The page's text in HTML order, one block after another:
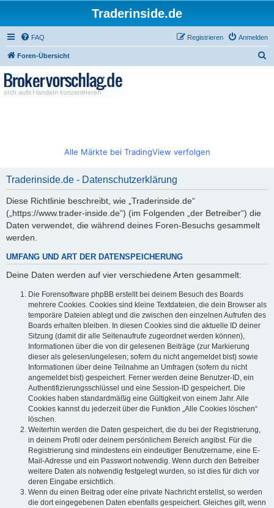
Traderinside.de
FAQ Anmelden
Registrieren
Foren-Übersicht
Alle Märkte bei TradingView verfolgen
Traderinside.de - Datenschutzerklärung
Diese Richtlinie beschreibt, wie „Traderinside.de“
(„https://www.trader-inside.de“) (im Folgenden „der Betreiber“) die
Daten verwendet, die während deines Foren-Besuchs gesammelt
werden.
UMFANG UND ART DER DATENSPEICHERUNG
Deine Daten werden auf vier verschiedene Arten gesammelt:
Die Forensoftware phpBB erstellt bei deinem Besuch des Boards
mehrere Cookies. Cookies sind kleine Textdateien, die dein Browser als
temporäre Dateien ablegt und die zwischen den einzelnen Aufrufen des
Boards erhalten bleiben. In diesen Cookies sind die aktuelle ID deiner
Sitzung (damit dir alle Seitenaufrufe zugeordnet werden können),
Informationen über die von dir gelesenen Beiträge (zur Markierung
dieser als gelesen/ungelesen; sofern du nicht angemeldet bist) sowie
Informationen über deine Teilnahme an Umfragen (sofern du nicht
angemeldet bist) gespeichert. Ferner werden deine Benutzer-ID, ein
Authentifizierungsschlüssel und eine Session-ID gespeichert. Die
Cookies haben standardmäßig eine Gültigkeit von einem Jahr. Alle
Cookies kannst du jederzeit über die Funktion „Alle Cookies löschen“
löschen.
Weiterhin werden die Daten gespeichert, die du bei der Registrierung,
in deinem Profil oder deinem persönlichem Bereich angibst. Für die
Registrierung sind mindestens ein eindeutiger Benutzername, eine E-
Mail-Adresse und ein Passwort notwendig. Wenn durch den Betreiber
weitere Daten als notwendig festgelegt wurden, so ist dies für dich vor
deren Eingabe ersichtlich.
Wenn du einen Beitrag oder eine private Nachricht erstellst, so werden
die dort eingegebenen Daten ebenfalls gespeichert. Gleiches gilt, wenn